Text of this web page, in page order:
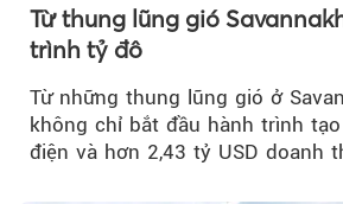
Từ thung lũng gió
trình tỷ đô
Từ những thung lũng gió ở
không chỉ bắt đầu hành trình
điện và hơn 2,43 tỷ USD doanh